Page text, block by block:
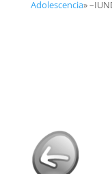
Adolescencia»